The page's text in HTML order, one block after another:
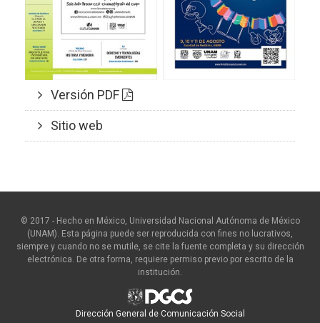
Versión PDF
Sitio web
© 2017 - Hecho en México, Universidad Nacional Autónoma de México
(UNAM). Esta página puede ser reproducida con fines no lucrativos,
siempre y cuando no se mutile, se cite la fuente completa y su dirección
electrónica. De otra forma, requiere permiso previo por escrito de la
institución.
Dirección General de Comunicación Social